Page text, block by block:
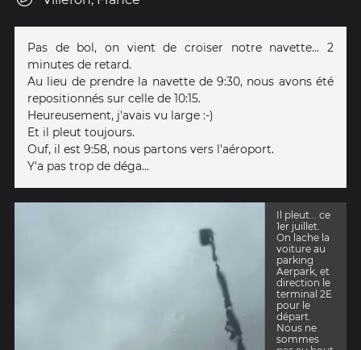
soleil.
Pas de bol, on vient de croiser notre navette... 2
minutes de retard.
Au lieu de prendre la navette de 9:30, nous avons été
repositionnés sur celle de 10:15.
Heureusement, j'avais vu large :-)
Et il pleut toujours.
Ouf, il est 9:58, nous partons vers l'aéroport.
Y'a pas trop de déga...
Il pleut... ce
1er juillet.
On lache la
voiture au
parking
Aerpark, et
direction le
terminal 2E
pour le
départ.
Nous ne
sommes